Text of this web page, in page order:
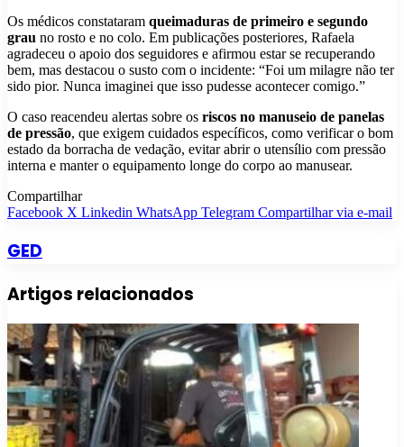
Os médicos constataram queimaduras de primeiro e segundo
grau no rosto e no colo. Em publicações posteriores, Rafaela
agradeceu o apoio dos seguidores e afirmou estar se recuperando
bem, mas destacou o susto com o incidente: “Foi um milagre não ter
sido pior. Nunca imaginei que isso pudesse acontecer comigo.”
O caso reacendeu alertas sobre os riscos no manuseio de panelas
de pressão, que exigem cuidados específicos, como verificar o bom
estado da borracha de vedação, evitar abrir o utensílio com pressão
interna e manter o equipamento longe do corpo ao manusear.
Compartilhar
Facebook X Linkedin WhatsApp Telegram Compartilhar via e-mail
GED
Artigos relacionados